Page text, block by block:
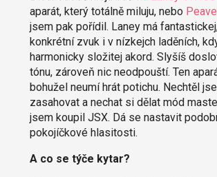
aparát, který totálně miluju, nebo
jsem pak pořídil. Laney má
konkrétní zvuk i v nízkejch laděních,
harmonicky složitej akord. Slyšíš
tónu, zároveň nic neodpouští. Ten
bohužel neumí hrát potichu. Nechtěl
zasahovat a nechat si dělat mód
jsem koupil JSX. Dá se nastavit
pokojíčkové hlasitosti.
A co se týče kytar?